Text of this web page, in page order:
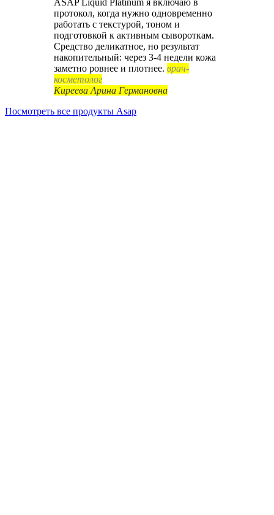
ASAP Liquid Platinum я включаю в
протокол, когда нужно одновременно
работать с текстурой, тоном и
подготовкой к активным сывороткам.
Средство деликатное, но результат
накопительный: через 3-4 недели кожа
заметно ровнее и плотнее. врач-
косметолог
Киреева Арина Германовна
Посмотреть все продукты Asap